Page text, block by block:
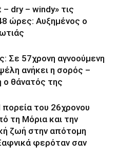
– dry – windy» τις
ώρες: Αυξημένος ο
Σε 57χρονη αγνοούμενη
ανήκει η σορός –
θάνατός της
πορεία του 26χρονου
τη Μόρια και την
ζωή στην απότομη
φερόταν σαν